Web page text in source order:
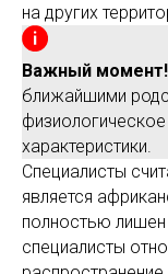
на других
Важный момент!
ближайшими
характеристики.
Специалисты
является
полностью
специалисты